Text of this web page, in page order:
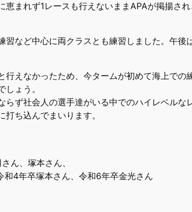
まれず1レースも行えないままAPAが掲揚さ
など中心に両クラスとも練習しました。午後
えなかったため、今タームが初めて海上での
ょう。
ず社会人の選手達がいる中でのハイレベルな
ち込んでまいります。
ん、塚本さん、
4年卒塚本さん、令和6年卒金光さん